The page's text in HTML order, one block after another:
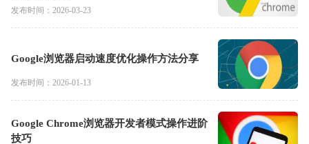
发布时间：2026-03-23
Google浏览器启动速度优化操作方法分享
发布时间：2026-01-13
Google Chrome浏览器开发者模式操作进阶
技巧